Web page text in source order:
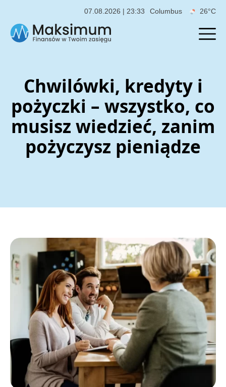
07.08.2026 | 23:33 Columbus 26°C
Chwilówki, kredyty i
pożyczki – wszystko, co
musisz wiedzieć, zanim
pożyczysz pieniądze